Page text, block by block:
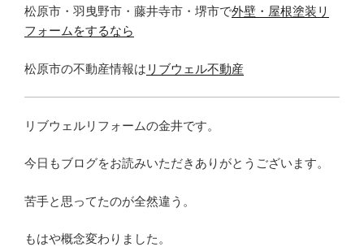
松原市・羽曳野市・藤井寺市・堺市で外壁・屋根塗装リ
フォームをするなら
松原市の不動産情報は リブウェル不動産
リブウェルリフォームの金井です。
今日もブログをお読みいただきありがとうございます。
苦手と思ってたのが全然違う。
もはや概念変わりました。